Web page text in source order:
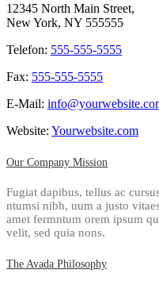
12345 North Main Street,
New York, NY 555555
Telefon: 555-555-5555
Fax: 555-555-5555
E-Mail:
Website: Yourwebsite.com
Our Company Mission
Fugiat dapibus, tellus ac
ntumsi nibh, uum a justo
amet fermntum orem ipsum
velit, sed quia nons.
The Avada Philosophy